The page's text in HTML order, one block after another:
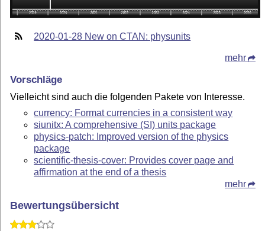
2020-01-28 New on CTAN: physunits
mehr
Vorschläge
Vielleicht sind auch die folgenden Pakete von Interesse.
currency: Format currencies in a consistent way
siunitx: A comprehensive (SI) units package
physics-patch: Improved version of the physics
package
scientific-thesis-cover: Provides cover page and
affirmation at the end of a thesis
mehr
Bewertungsübersicht